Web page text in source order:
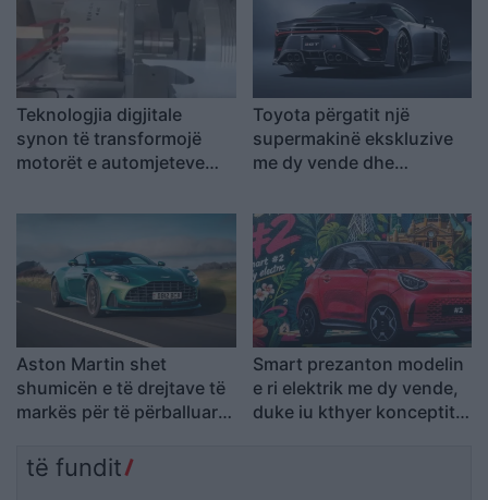
Teknologjia digjitale
synon të transformojë
motorët e automjeteve
Toyota përgatit një
supermakinë ekskluzive
me dy vende dhe
Aston Martin shet
shumicën e të drejtave të
markës për të përballuar
Smart prezanton modelin
e ri elektrik me dy vende,
duke iu kthyer konceptit
të fundit